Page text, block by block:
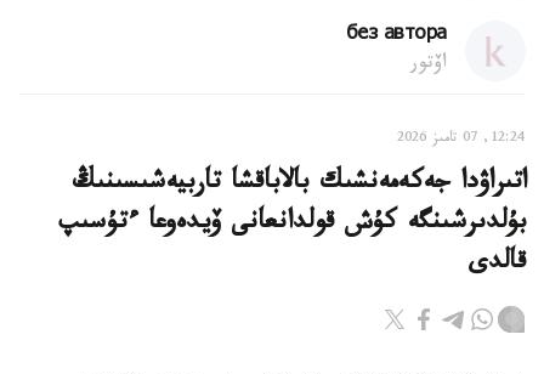
без автора
اۆتور
12:24, 07 تامىز 2026
اتىراۋدا جەكەمەنشىك بالاباقشا تاربيەشىسىنىڭ
بۇلدىرشىنگە كۇش قولدانعانى ۆيدەوعا ءتۇسىپ
قالدى